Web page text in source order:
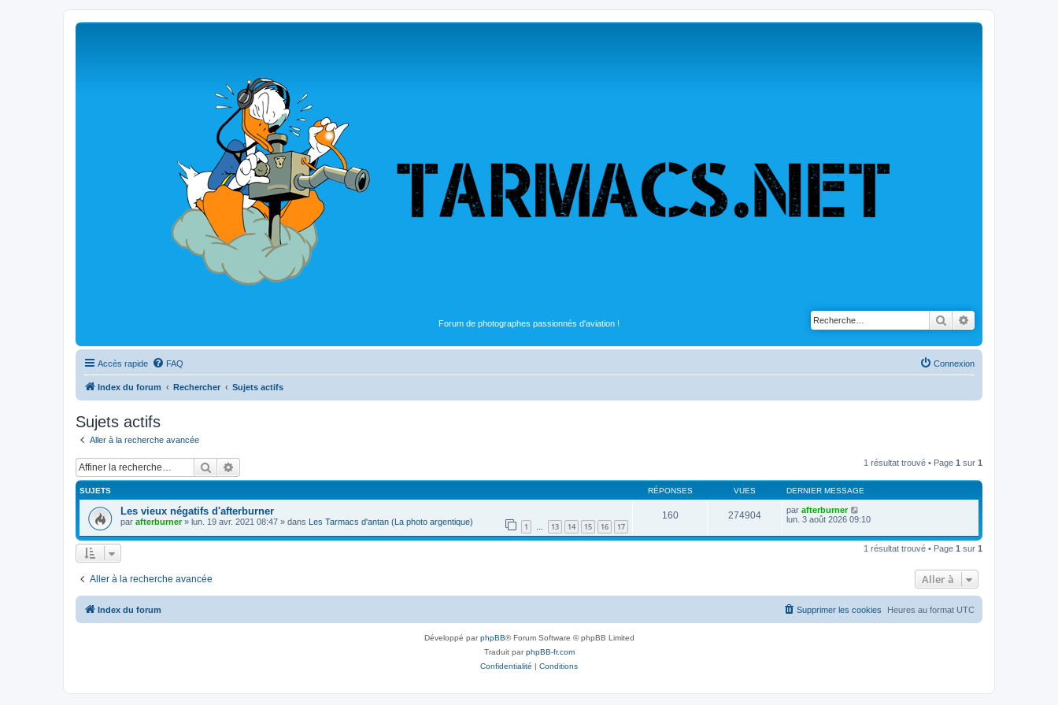
Forum de photographes passionnés d'aviation ! Rechercher
Accès rapide FAQ Connexion
Index du forum Rechercher Sujets actifs
Sujets actifs
Aller à la recherche avancée
Rechercher 1 résultat trouvé • Page 1 sur 1
SUJETS RÉPONSES VUES DERNIER MESSAGE
Les vieux négatifs d'afterburner
par afterburner» lun. 19 avr. 2021 08:47 » dans Les Tarmacs d'antan (La photo argentique) 1 … 13 14 15 16 17
160 274904 par afterburner
lun. 3 août 2026 09:10
1 résultat trouvé • Page 1 sur 1
Aller à la recherche avancée Aller à
Index du forum Heures au format UTC
Supprimer les cookies
Développé parphpBB® Forum Software © phpBB Limited
Traduit parphpBB-fr.com
Confidentialité | Conditions